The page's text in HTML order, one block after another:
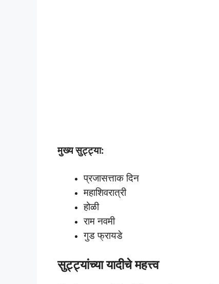
मुख्य सुट्ट्या:
प्रजासत्ताक दिन
महाशिवरात्री
होळी
राम नवमी
गुड फ्रायडे
सुट्ट्यांच्या यादीचे महत्त्व